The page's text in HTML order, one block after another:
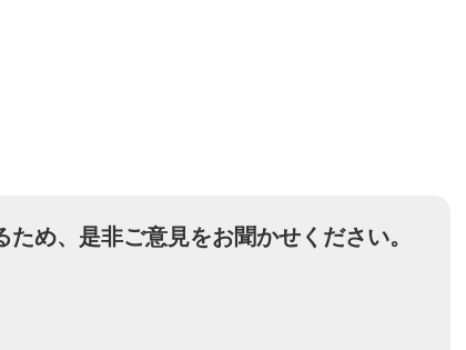
め、是非ご意見をお聞かせください。